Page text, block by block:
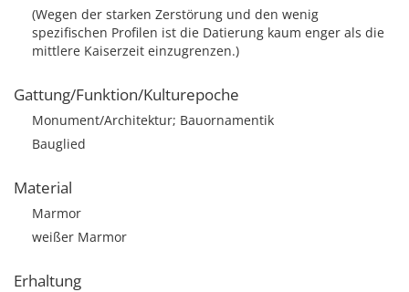
(Wegen der starken Zerstörung und den wenig
spezifischen Profilen ist die Datierung kaum enger als die
mittlere Kaiserzeit einzugrenzen.)
Gattung/Funktion/Kulturepoche
Monument/Architektur; Bauornamentik
Bauglied
Material
Marmor
weißer Marmor
Erhaltung